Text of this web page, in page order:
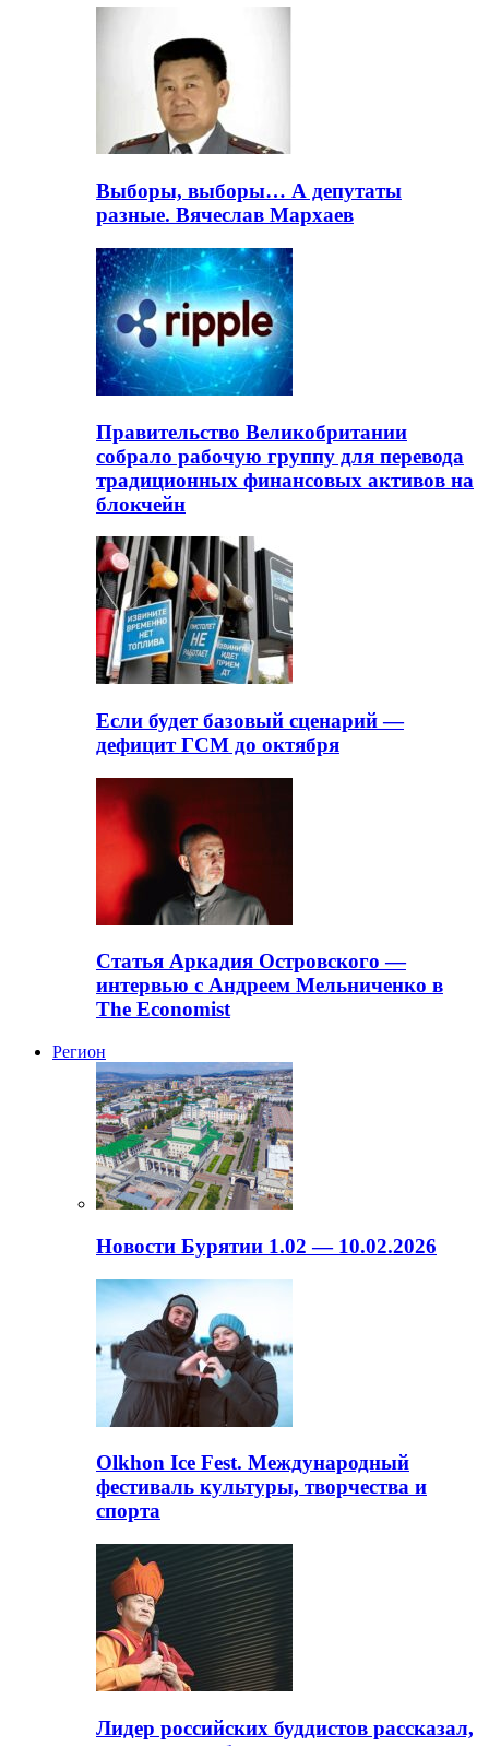
Выборы, выборы… А депутаты
разные. Вячеслав Мархаев
Правительство Великобритании
собрало рабочую группу для перевода
традиционных финансовых активов на
блокчейн
Если будет базовый сценарий —
дефицит ГСМ до октября
Статья Аркадия Островского —
интервью с Андреем Мельниченко в
The Economist
Регион
Новости Бурятии 1.02 — 10.02.2026
Olkhon Ice Fest. Международный
фестиваль культуры, творчества и
спорта
Лидер российских буддистов рассказал,